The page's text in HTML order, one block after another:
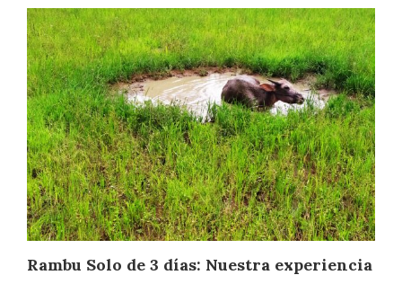
Rambu Solo de 3 días: Nuestra experiencia